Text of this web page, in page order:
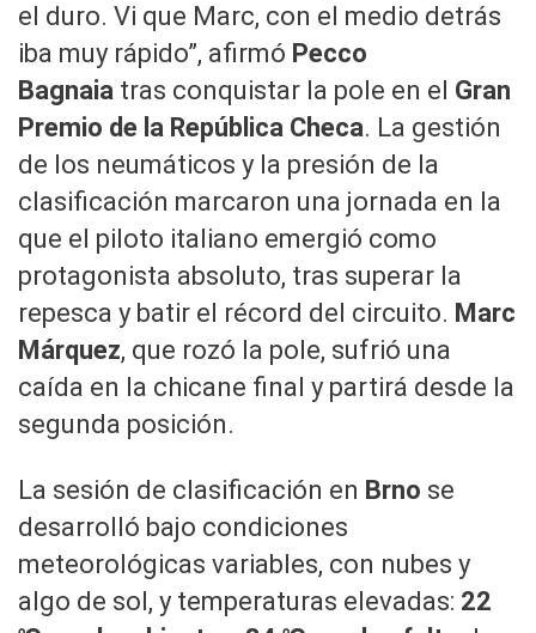
el duro. Vi que Marc, con el medio detrás
iba muy rápido”, afirmó Pecco
Bagnaia tras conquistar la pole en el Gran
Premio de la República Checa. La gestión
de los neumáticos y la presión de la
clasificación marcaron una jornada en la
que el piloto italiano emergió como
protagonista absoluto, tras superar la
repesca y batir el récord del circuito. Marc
Márquez, que rozó la pole, sufrió una
caída en la chicane final y partirá desde la
segunda posición.
La sesión de clasificación en Brno se
desarrolló bajo condiciones
meteorológicas variables, con nubes y
algo de sol, y temperaturas elevadas: 22